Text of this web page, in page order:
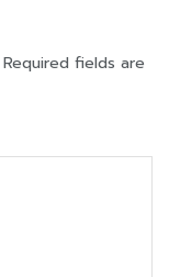
Required fields are